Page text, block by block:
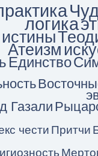
логика
Атеизм
Единство
Газали
чести Притчи